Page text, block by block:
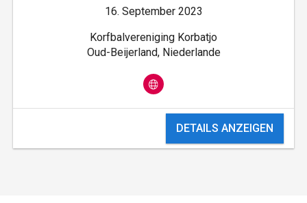
16. September 2023
Korfbalvereniging Korbatjo
Oud-Beijerland, Niederlande
DETAILS ANZEIGEN